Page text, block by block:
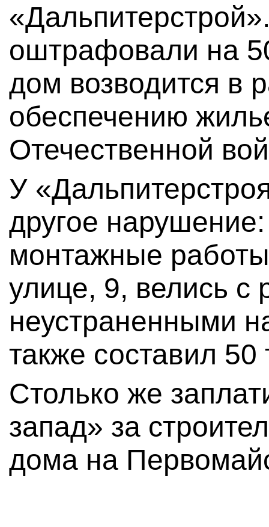
оштрафовали на
дом возводится в
обеспечению
Отечественной
У
другое
монтажные
улице, 9, велись
неустраненными
также составил
Столько же
запад» за
дома на